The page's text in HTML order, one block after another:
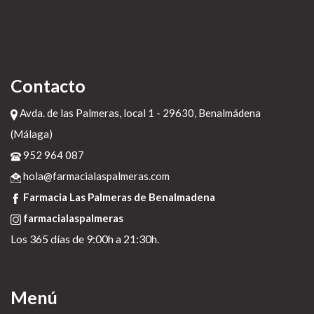
Contacto
Avda. de las Palmeras, local 1 - 29630, Benalmádena
(Málaga)
952 964 087
hola@farmacialaspalmeras.com
Farmacia Las Palmeras de Benalmadena
farmacialaspalmeras
Los 365 días de 9:00h a 21:30h.
Menú